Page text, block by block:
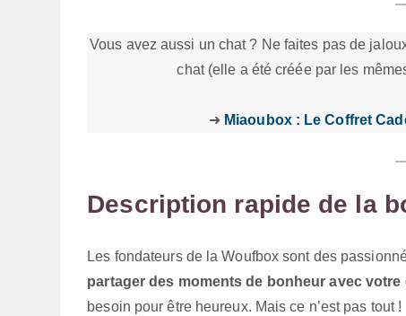
Vous avez aussi un chat ? Ne faites pas de
chat (elle a été créée par les
➜ Miaoubox : Le Coffret
Description rapide de la
Les fondateurs de la Woufbox sont des
partager des moments de bonheur avec votre
besoin pour être heureux. Mais ce n’est pas tout !